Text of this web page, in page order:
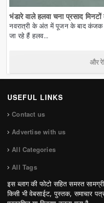
भंडारे वाले हलवा चना प्रसाद
नवरात्री के अंत में पूजन के बाद कंजक
जा रहे हैं हलव...
और
USEFUL LINKS
Contact us
Advertise with us
All Categories
All Tags
इस ब्लाग की फोटो सहित समस्त
किसी भी वेबसाईट, पुस्तक, समाचार